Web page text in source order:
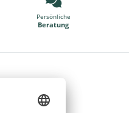
Persönliche
Beratung